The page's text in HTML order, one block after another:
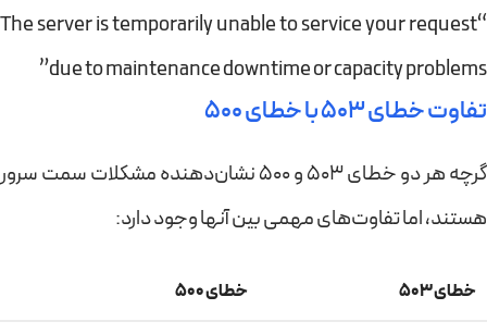
“The server is temporarily unable to service your request
due to maintenance downtime or capacity problems”
تفاوت خطای 503 با خطای 500
گرچه هر دو خطای 503 و 500 نشان‌دهنده مشکلات سمت سرور
هستند، اما تفاوت‌های مهمی بین آنها وجود دارد:
خطای 503 خطای 500